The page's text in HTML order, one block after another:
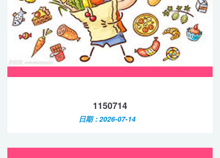
1150714
日期：2026-07-14